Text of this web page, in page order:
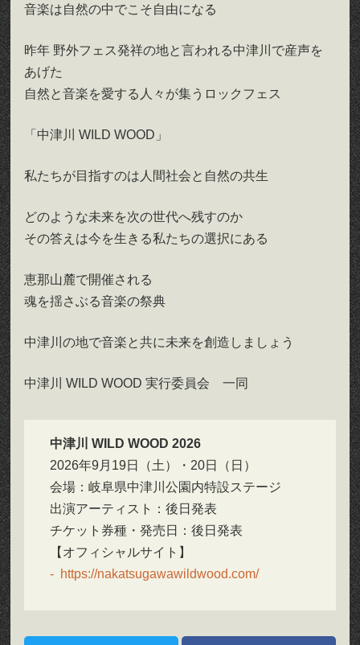
音楽は自然の中でこそ自由になる
昨年 野外フェス発祥の地と言われる中津川で産声を
あげた
自然と音楽を愛する人々が集うロックフェス
「中津川 WILD WOOD」
私たちが目指すのは人間社会と自然の共生
どのような未来を次の世代へ残すのか
その答えは今を生きる私たちの選択にある
恵那山麓で開催される
魂を揺さぶる音楽の祭典
中津川の地で音楽と共に未来を創造しましょう
中津川 WILD WOOD 実行委員会 一同
中津川 WILD WOOD 2026
2026年9月19日（土）・20日（日）
会場：岐阜県中津川公園内特設ステージ
出演アーティスト：後日発表
チケット券種・発売日：後日発表
【オフィシャルサイト】
https://nakatsugawawildwood.com/